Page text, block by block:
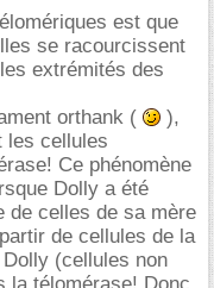
est que
se racourcissent
extrémités des
orthank (
),
les cellules
Ce phénomène
Dolly a été
de celles de sa mère
de cellules de la
(cellules non